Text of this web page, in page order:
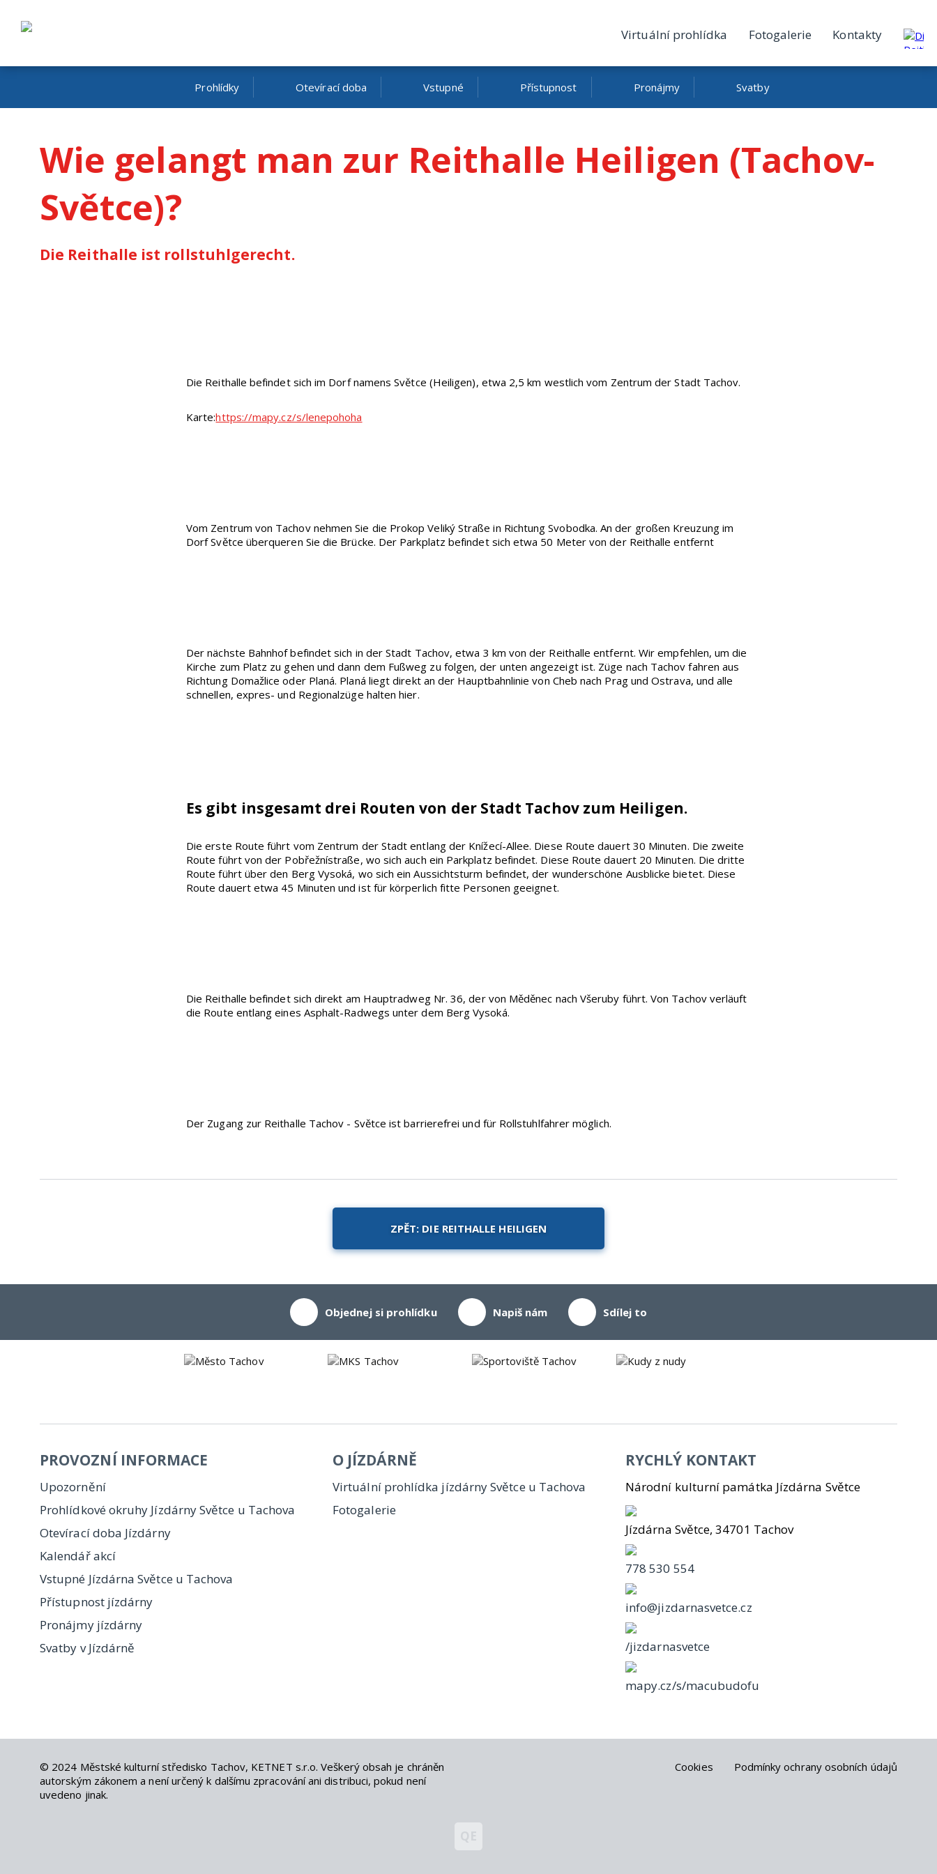
Virtuální prohlídka Fotogalerie Kontakty
Prohlídky Otevírací doba Vstupné Přístupnost Pronájmy Svatby
Wie gelangt man zur Reithalle Heiligen (Tachov-
Světce)?
Die Reithalle ist rollstuhlgerecht.
Die Reithalle befindet sich im Dorf namens Světce (Heiligen), etwa 2,5 km westlich vom Zentrum der Stadt Tachov.
Karte:https://mapy.cz/s/lenepohoha
Vom Zentrum von Tachov nehmen Sie die Prokop Veliký Straße in Richtung Svobodka. An der großen Kreuzung im
Dorf Světce überqueren Sie die Brücke. Der Parkplatz befindet sich etwa 50 Meter von der Reithalle entfernt
Der nächste Bahnhof befindet sich in der Stadt Tachov, etwa 3 km von der Reithalle entfernt. Wir empfehlen, um die
Kirche zum Platz zu gehen und dann dem Fußweg zu folgen, der unten angezeigt ist. Züge nach Tachov fahren aus
Richtung Domažlice oder Planá. Planá liegt direkt an der Hauptbahnlinie von Cheb nach Prag und Ostrava, und alle
schnellen, expres- und Regionalzüge halten hier.
Es gibt insgesamt drei Routen von der Stadt Tachov zum Heiligen.
Die erste Route führt vom Zentrum der Stadt entlang der Knížecí-Allee. Diese Route dauert 30 Minuten. Die zweite
Route führt von der Pobřežnístraße, wo sich auch ein Parkplatz befindet. Diese Route dauert 20 Minuten. Die dritte
Route führt über den Berg Vysoká, wo sich ein Aussichtsturm befindet, der wunderschöne Ausblicke bietet. Diese
Route dauert etwa 45 Minuten und ist für körperlich fitte Personen geeignet.
Die Reithalle befindet sich direkt am Hauptradweg Nr. 36, der von Měděnec nach Všeruby führt. Von Tachov verläuft
die Route entlang eines Asphalt-Radwegs unter dem Berg Vysoká.
Der Zugang zur Reithalle Tachov - Světce ist barrierefrei und für Rollstuhlfahrer möglich.
ZPĚT: DIE REITHALLE HEILIGEN
Objednej si prohlídku Napiš nám Sdílej to
PROVOZNÍ INFORMACE
Upozornění
Prohlídkové okruhy Jízdárny Světce u Tachova
Otevírací doba Jízdárny
Kalendář akcí
Vstupné Jízdárna Světce u Tachova
Přístupnost jízdárny
Pronájmy jízdárny
Svatby v Jízdárně
O JÍZDÁRNĚ
Virtuální prohlídka jízdárny Světce u Tachova
Fotogalerie
RYCHLÝ KONTAKT
Národní kulturní památka Jízdárna Světce
Jízdárna Světce, 34701 Tachov
778 530 554
info@jizdarnasvetce.cz
/jizdarnasvetce
mapy.cz/s/macubudofu
© 2024 Městské kulturní středisko Tachov, KETNET s.r.o. Veškerý obsah je chráněn
autorským zákonem a není určený k dalšímu zpracování ani distribuci, pokud není
uvedeno jinak.
Cookies Podmínky ochrany osobních údajů